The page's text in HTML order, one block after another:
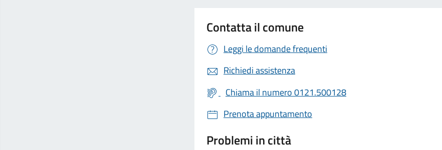
Contatta il comune
Leggi le domande frequenti
Richiedi assistenza
Chiama il numero 0121.500128
Prenota appuntamento
Problemi in città